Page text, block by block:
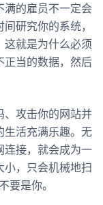
满的雇员不一定会
研究你的系统，
这就是为什么必须
正当的数据，然后
、攻击你的网站并
生活充满乐趣。无
连接，就会成为一
，只会机械地扫
要是你。